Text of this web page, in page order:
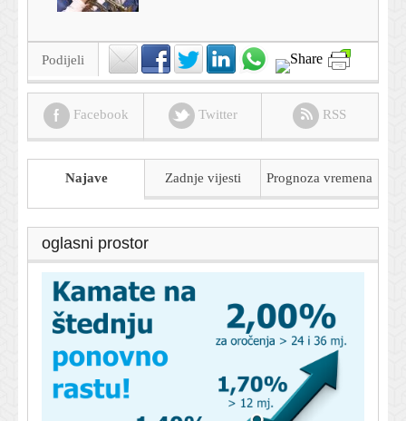
Podijeli
Facebook Twitter RSS
Najave Zadnje vijesti Prognoza vremena
oglasni prostor